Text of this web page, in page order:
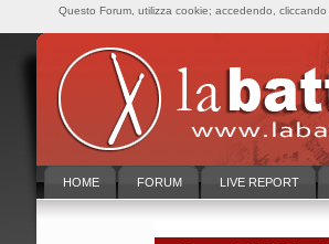
HOME FORUM LIVE REPORT
Questo Forum, utilizza cookie; accedendo,